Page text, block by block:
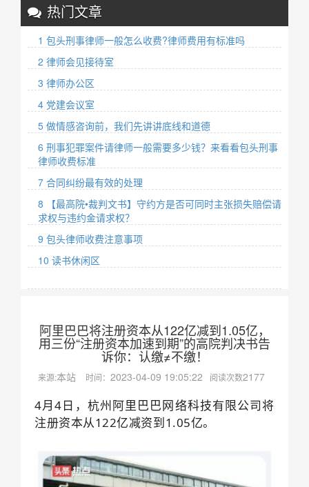
热门文章
1 包头刑事律师一般怎么收费?律师费用有标准吗
2 律师会见接待室
3 律师办公区
4 党建会议室
5 做情感咨询前，我们先讲讲底线和道德
6 刑事犯罪案件请律师一般需要多少钱？来看看包头刑事
律师收费标准
7 合同纠纷最有效的处理
8 【最高院•裁判文书】守约方是否可同时主张损失赔偿请
求权与违约金请求权？
9 包头律师收费注意事项
10 读书休闲区
阿里巴巴将注册资本从122亿减到1.05亿，
用三份“注册资本加速到期”的高院判决书告
诉你：认缴≠不缴！
来源:本站 时间： 2023-04-09 19:05:22 阅读次数2177
4月4日，杭州阿里巴巴网络科技有限公司将
注册资本从122亿减资到1.05亿。